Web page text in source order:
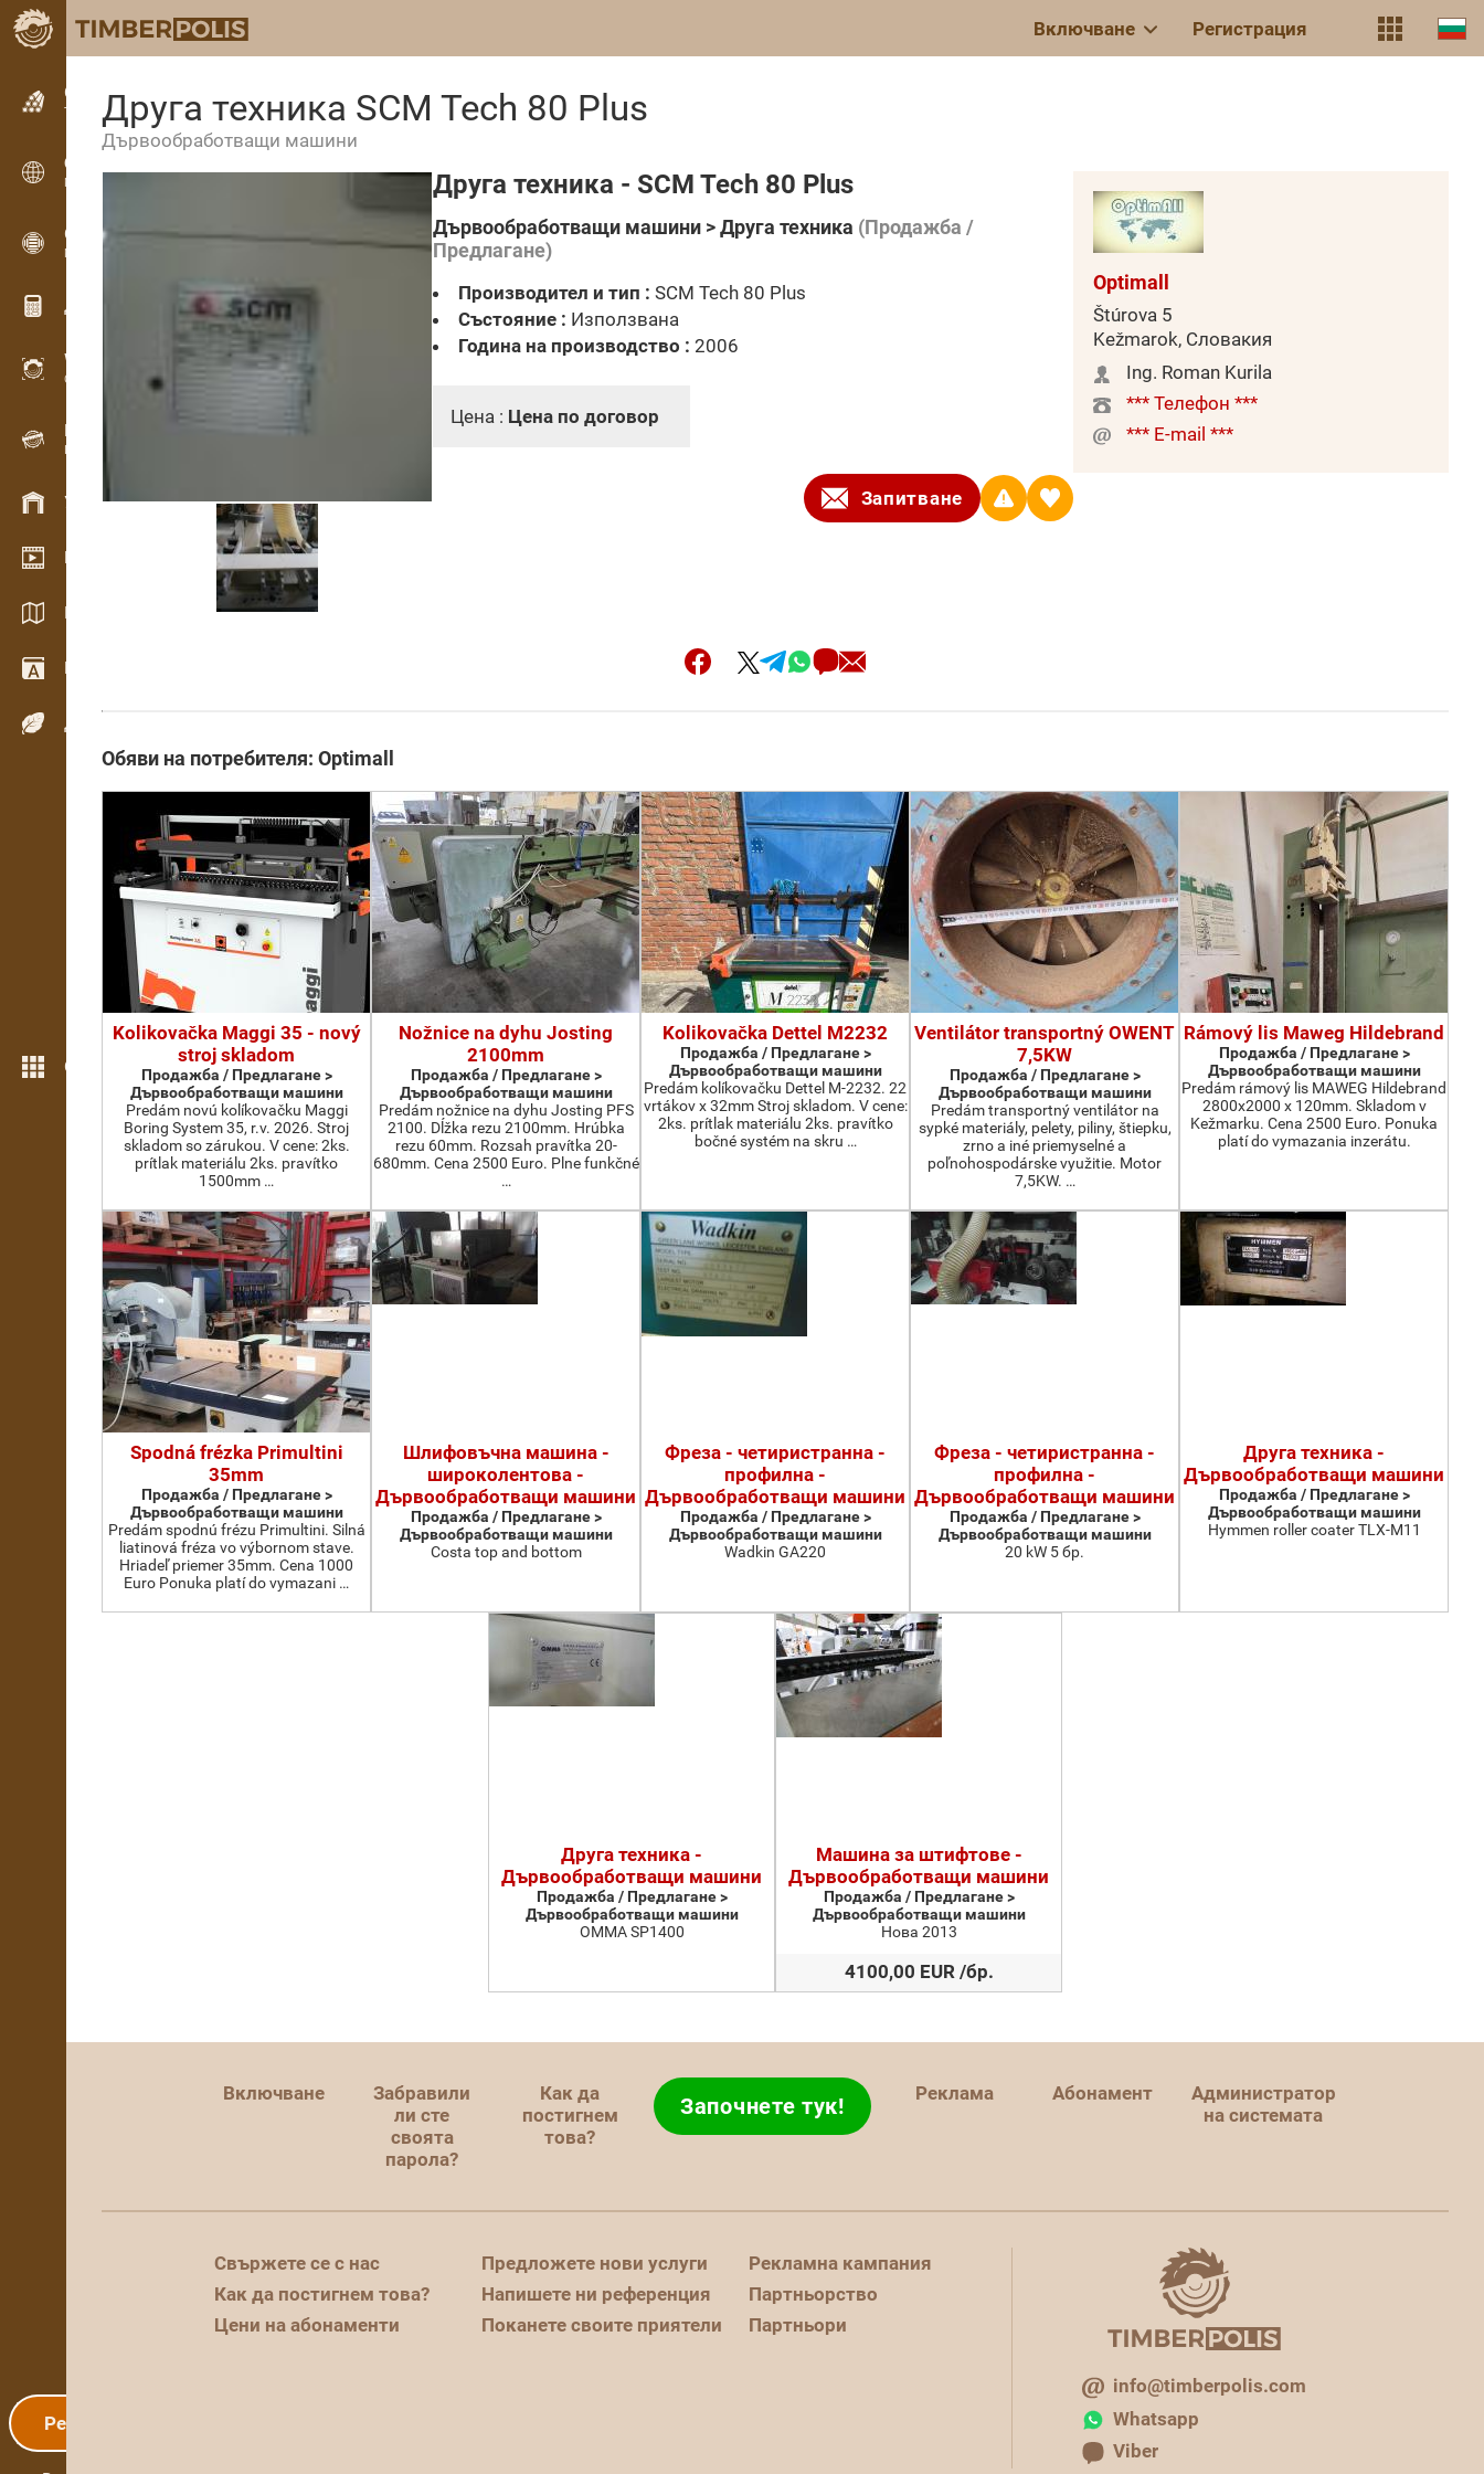
Включване Регистрация
Обявления
Текстови обяви
Обявления
Международни обяви
OPTI-TIMB
Модели на рязане
Дървообработващи калкулатори
WoodProfi
Обем на дървесината с ИИ
Рекордер
Инвентаризация на дървесина на терен
Управление на склад
Видео галерия
Каталози / Брошури
Речник
Дървесни видове
Още функции
Регистрация
Друга техника SCM Tech 80 Plus
Дървообработващи машини
Друга техника - SCM Tech 80 Plus
Дървообработващи машини > Друга техника (Продажба /
Предлагане)
Производител и тип : SCM Tech 80 Plus
Състояние : Използвана
Година на производство : 2006
Цена : Цена по договор
Запитване
Optimall
Štúrova 5
Kežmarok, Словакия
Ing. Roman Kurila
*** Телефон ***
*** E-mail ***
Обяви на потребителя: Optimall
Kolikovačka Maggi 35 - nový
stroj skladom
Продажба / Предлагане >
Дървообработващи машини
Predám novú kolíkovačku Maggi
Boring System 35, r.v. 2026. Stroj
skladom so zárukou. V cene: 2ks.
prítlak materiálu 2ks. pravítko
1500mm …
Nožnice na dyhu Josting
2100mm
Продажба / Предлагане >
Дървообработващи машини
Predám nožnice na dyhu Josting PFS
2100. Dĺžka rezu 2100mm. Hrúbka
rezu 60mm. Rozsah pravítka 20-
680mm. Cena 2500 Euro. Plne funkčné
…
Kolikovačka Dettel M2232
Продажба / Предлагане >
Дървообработващи машини
Predám kolíkovačku Dettel M-2232. 22
vrtákov x 32mm Stroj skladom. V cene:
2ks. prítlak materiálu 2ks. pravítko
bočné systém na skru …
Ventilátor transportný OWENT
7,5KW
Продажба / Предлагане >
Дървообработващи машини
Predám transportný ventilátor na
sypké materiály, pelety, piliny, štiepku,
zrno a iné priemyselné a
poľnohospodárske využitie. Motor
7,5KW. …
Rámový lis Maweg Hildebrand
Продажба / Предлагане >
Дървообработващи машини
Predám rámový lis MAWEG Hildebrand
2800x2000 x 120mm. Skladom v
Kežmarku. Cena 2500 Euro. Ponuka
platí do vymazania inzerátu.
Spodná frézka Primultini
35mm
Продажба / Предлагане >
Дървообработващи машини
Predám spodnú frézu Primultini. Silná
liatinová fréza vo výbornom stave.
Hriadeľ priemer 35mm. Cena 1000
Euro Ponuka platí do vymazani …
Шлифовъчна машина -
широколентова -
Дървообработващи машини
Продажба / Предлагане >
Дървообработващи машини
Costa top and bottom
Фреза - четиристранна -
профилна -
Дървообработващи машини
Продажба / Предлагане >
Дървообработващи машини
Wadkin GA220
Фреза - четиристранна -
профилна -
Дървообработващи машини
Продажба / Предлагане >
Дървообработващи машини
20 kW 5 бр.
Друга техника -
Дървообработващи машини
Продажба / Предлагане >
Дървообработващи машини
Hymmen roller coater TLX-M11
Друга техника -
Дървообработващи машини
Продажба / Предлагане >
Дървообработващи машини
OMMA SP1400
Машина за штифтове -
Дървообработващи машини
Продажба / Предлагане >
Дървообработващи машини
Нова 2013
4100,00 EUR /бр.
Включване
Забравили
ли сте
своята
парола?
Как да
постигнем
това?
Започнете тук! Реклама Абонамент
Администратор
на системата
Свържете се с нас
Как да постигнем това?
Цени на абонаменти
Предложете нови услуги
Напишете ни референция
Поканете своите приятели
Рекламна кампания
Партньорство
Партньори
info@timberpolis.com
Whatsapp
Viber